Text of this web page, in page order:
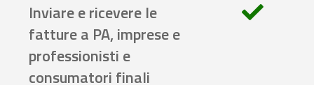
Inviare e ricevere le
fatture a PA, imprese e
professionisti e
consumatori finali